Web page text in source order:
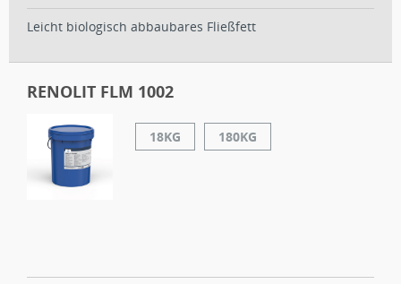
Leicht biologisch abbaubares Fließfett
RENOLIT FLM 1002
18KG 180KG